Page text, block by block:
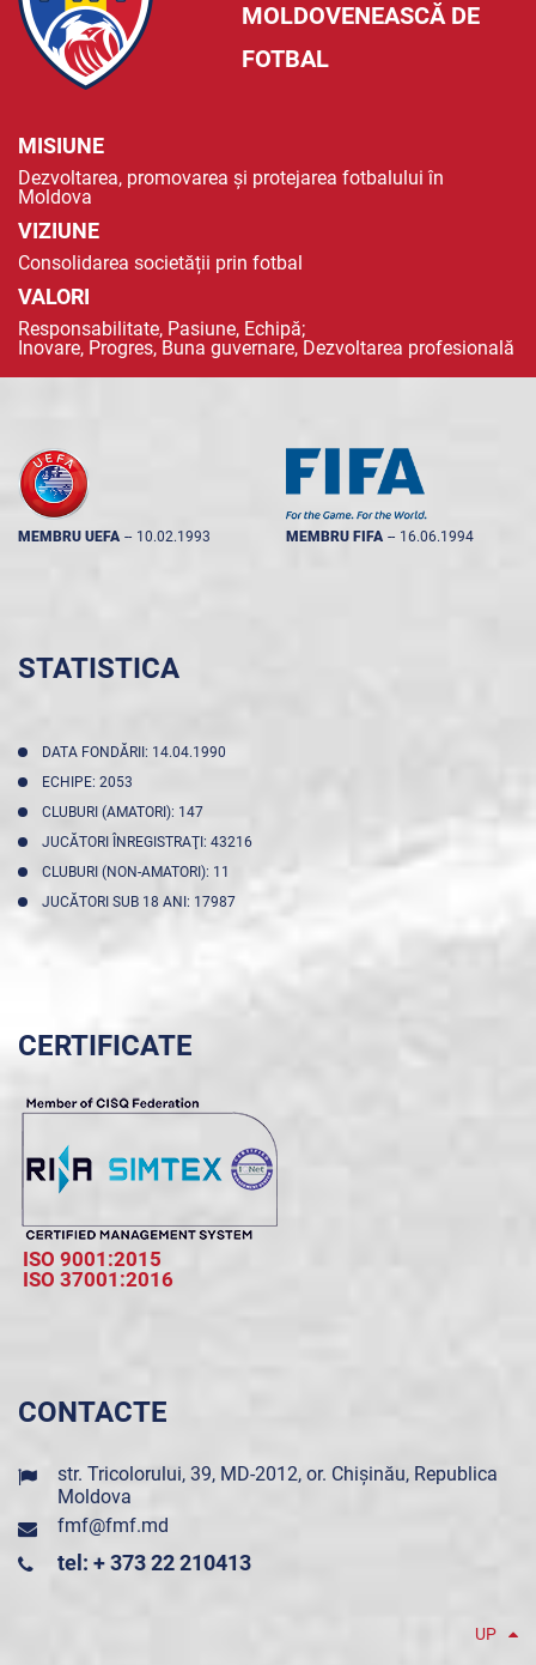
MOLDOVENEASCĂ DE
FOTBAL
MISIUNE
Dezvoltarea, promovarea și protejarea fotbalului în
Moldova
VIZIUNE
Consolidarea societății prin fotbal
VALORI
Responsabilitate, Pasiune, Echipă;
Inovare, Progres, Buna guvernare, Dezvoltarea profesională
MEMBRU UEFA -- 10.02.1993 MEMBRU FIFA -- 16.06.1994
STATISTICA
DATA FONDĂRII: 14.04.1990
ECHIPE: 2053
CLUBURI (AMATORI): 147
JUCĂTORI ÎNREGISTRAŢI: 43216
CLUBURI (NON-AMATORI): 11
JUCĂTORI SUB 18 ANI: 17987
CERTIFICATE
ISO 9001:2015
ISO 37001:2016
CONTACTE
str. Tricolorului, 39, MD-2012, or. Chișinău, Republica
Moldova
fmf@fmf.md
tel: + 373 22 210413
UP